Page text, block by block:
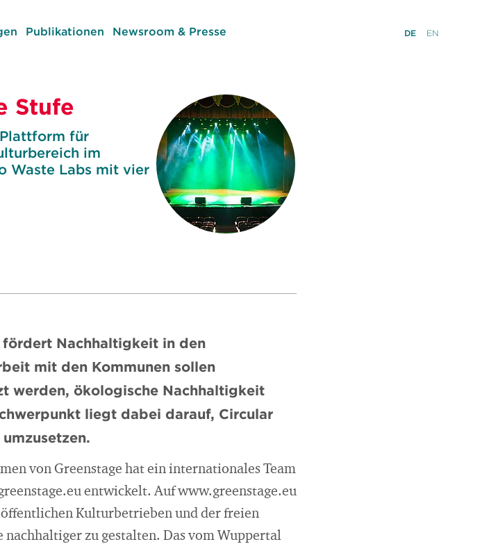
Publikationen Newsroom & Presse DE EN
Stufe
für
im
Waste Labs mit vier
fördert Nachhaltigkeit in den
mit den Kommunen sollen
werden, ökologische Nachhaltigkeit
liegt dabei darauf, Circular
von Greenstage hat ein internationales Team
entwickelt. Auf www.greenstage.eu
Kulturbetrieben und der freien
zu gestalten. Das vom Wuppertal